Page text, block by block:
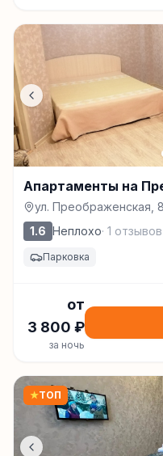
Апартаменты на
ул. Преображенская,
1.6 Неплохо· 1 отзывов
Парковка
от
3 800 ₽
за ночь
★ТОП